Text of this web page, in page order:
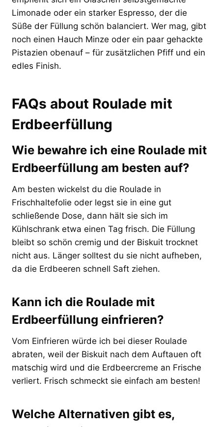
Limonade oder ein starker Espresso, der die
Süße der Füllung schön balanciert. Wer mag, gibt
noch einen Hauch Minze oder ein paar gehackte
Pistazien obenauf – für zusätzlichen Pfiff und ein
edles Finish.
FAQs about Roulade mit
Erdbeerfüllung
Wie bewahre ich eine Roulade mit
Erdbeerfüllung am besten auf?
Am besten wickelst du die Roulade in
Frischhaltefolie oder legst sie in eine gut
schließende Dose, dann hält sie sich im
Kühlschrank etwa einen Tag frisch. Die Füllung
bleibt so schön cremig und der Biskuit trocknet
nicht aus. Länger solltest du sie nicht aufheben,
da die Erdbeeren schnell Saft ziehen.
Kann ich die Roulade mit
Erdbeerfüllung einfrieren?
Vom Einfrieren würde ich bei dieser Roulade
abraten, weil der Biskuit nach dem Auftauen oft
matschig wird und die Erdbeercreme an Frische
verliert. Frisch schmeckt sie einfach am besten!
Welche Alternativen gibt es,